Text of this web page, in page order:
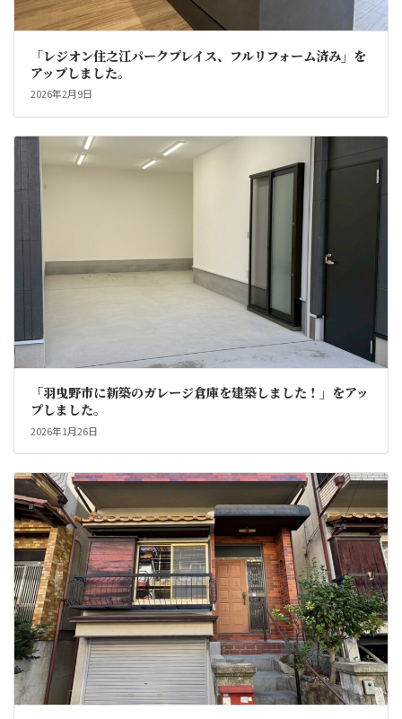
「レジオン住之江パークプレイス、フルリフォーム済み」を
アップしました。
2026年2月9日
「羽曳野市に新築のガレージ倉庫を建築しました！」をアッ
プしました。
2026年1月26日